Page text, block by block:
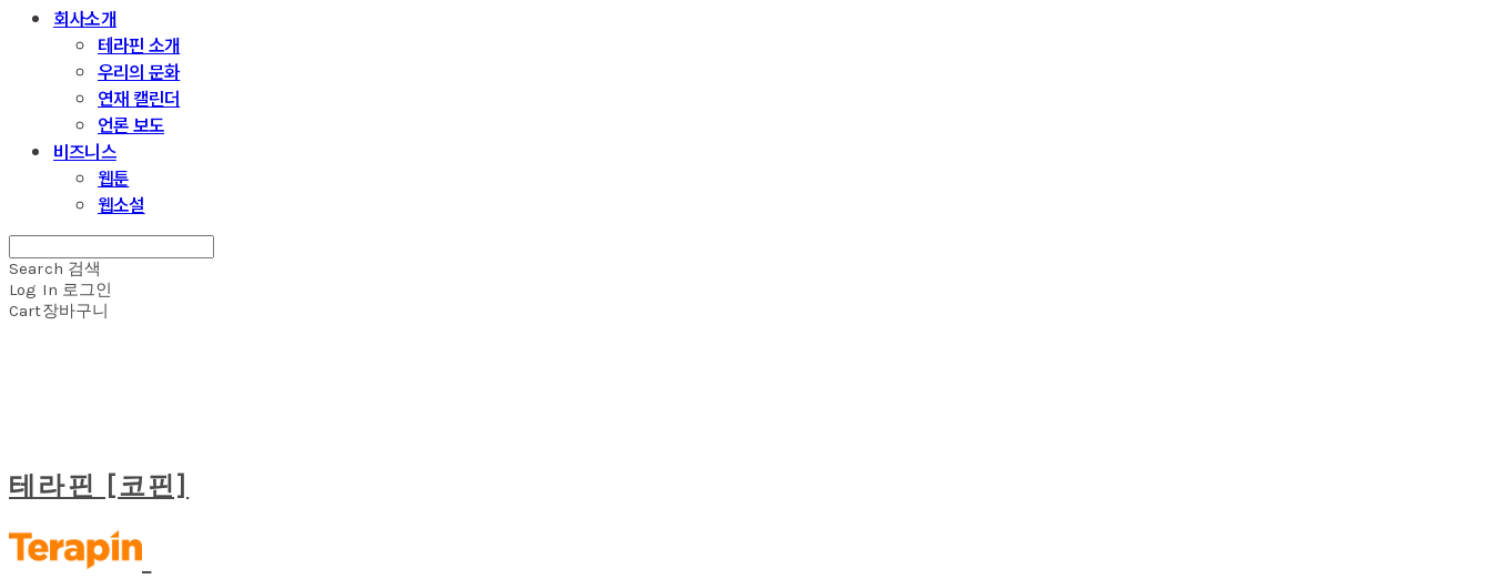
회사소개
테라핀 소개
우리의 문화
연재 캘린더
언론 보도
비즈니스
웹툰
웹소설
Search 검색
Log In 로그인
Cart장바구니
테라핀 [코핀]